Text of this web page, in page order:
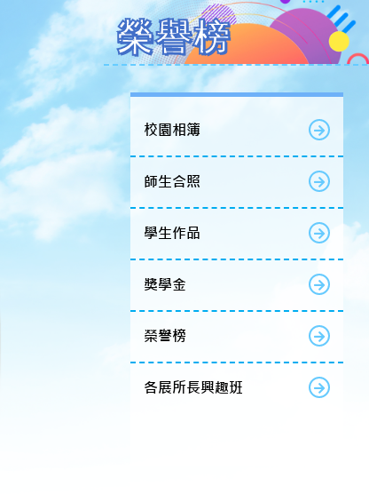
榮譽榜
校園相簿
師生合照
學生作品
獎學金
榮譽榜
各展所長興趣班